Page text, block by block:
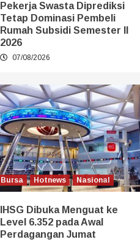
Pekerja Swasta Diprediksi
Tetap Dominasi Pembeli
Rumah Subsidi Semester II
2026
07/08/2026
Bursa Hotnews Nasional
IHSG Dibuka Menguat ke
Level 6.352 pada Awal
Perdagangan Jumat